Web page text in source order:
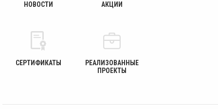
НОВОСТИ АКЦИИ
СЕРТИФИКАТЫ
РЕАЛИЗОВАННЫЕ
ПРОЕКТЫ